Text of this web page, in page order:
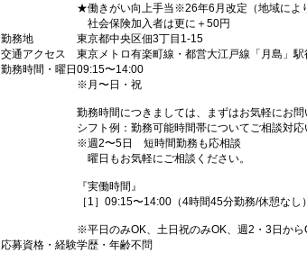
★働きがい向上手当※26年6月改定（地域によ
社会保険加入者は更に＋50円
勤務地
東京都中央区佃3丁目1-15
交通アクセス
東京メトロ有楽町線・都営大江戸線「月島」
勤務時間・曜日 09:15〜14:00
※月〜日・祝
勤務時間につきましては、まずはお気軽にお
シフト例：勤務可能時間帯についてご相談対応
※週2〜5日 短時間勤務も応相談
曜日もお気軽にご相談ください。
『実働時間』
［1］09:15〜14:00（4時間45分勤務/休憩なし）
※平日のみOK、土日祝のみOK、週2・3日か
応募資格・経験学歴・年齢不問